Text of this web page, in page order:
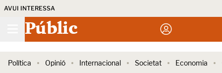
AVUI INTERESSA
Públic
Política Opinió Internacional Societat Economia